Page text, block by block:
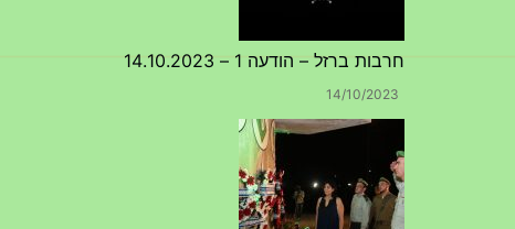
טקס ההתיחדות השנתי 2023 נערך ב 5/9/2023 באנדרטה
07/09/2023